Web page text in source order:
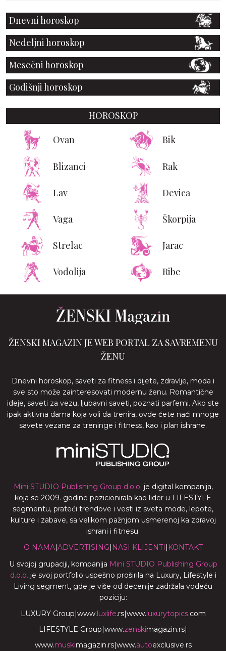
Dnevni horoskop
Nedeljni horoskop
Mesečni horoskop
Godišnji horoskop
HOROSKOP
Ovan Bik
Blizanci Rak
Lav Devica
Vaga Škorpija
Strelac Jarac
Vodolija Ribe
ŽENSKI MAGAZIN JE WEB PORTAL ZA SAVREMENU
ŽENU
Dnevni horoskop, saveti za fitness i dijete, zdravlje, moda i
sve sto može zainteresovati modernu ženu. Romantične
ideje, saveti za vezu, ljubavni saveti, poznati parfemi. Ako ste
ipak aktivna dama koja voli da trenira, ovde ćete naći mnoge
savete vezane za treninge i fitness, kao i plan ishrane.
Mini STUDIO Publishing Group d.o.o. je digital kompanija,
koja se 2009. godine pozicionirala kao lider u LIFESTYLE
segmentu, prateći trendove i vesti iz sveta mode, lepote,
kulture i zabave, sa velikom pažnjom usmerenoj ka zdravoj
ishrani i fitnesu.
O NAMA|ADVERTISING| NASI KLIJENTI | KONTAKT
U svojoj grupaciji, kompanija Mini STUDIO Publishing Group
d.o.o. je svoj portfolio uspešno proširila na Luxury, Lifestyle i
Living segment, gde je više od decenije zadržala vodeću
poziciju:
LUXURY Group|www.luxlife.rs|www.luxurytopics.com
LIFESTYLE Group|www.zenskimagazin.rs|
www.muskimagazin.rs|www.autoexclusive.rs